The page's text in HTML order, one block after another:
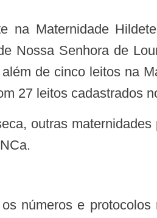
Nossa Senhora de
de cinco leitos na
27 leitos cadastrados